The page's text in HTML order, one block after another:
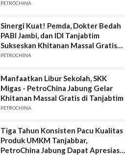
PETROCHINA
Sinergi Kuat! Pemda, Dokter Bedah
PABI Jambi, dan IDI Tanjabtim
Sukseskan Khitanan Massal Gratis
SKK Migas-PetroChina
PETROCHINA
Manfaatkan Libur Sekolah, SKK
Migas - PetroChina Jabung Gelar
Khitanan Massal Gratis di Tanjabtim
PETROCHINA
Tiga Tahun Konsisten Pacu Kualitas
Produk UMKM Tanjabbar,
PetroChina Jabung Dapat Apresiasi